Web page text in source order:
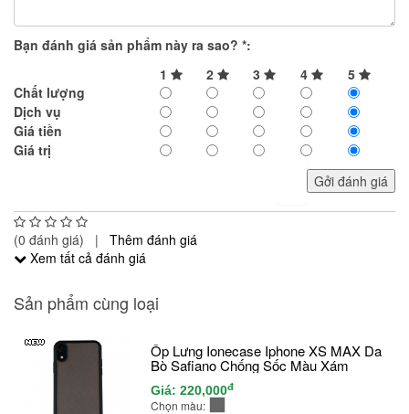
Bạn đánh giá sản phẩm này ra sao? *:
1
2 3 4
5
Chất lượng
Dịch vụ
Giá tiền
Giá trị
Gởi đánh giá
(0 đánh giá) | Thêm đánh giá
Xem tất cả đánh giá
Sản phẩm cùng loại
Ốp Lưng Ionecase Iphone XS MAX Da
Bò Safiano Chống Sốc Màu Xám
Giá: 220,000đ
Chọn màu: